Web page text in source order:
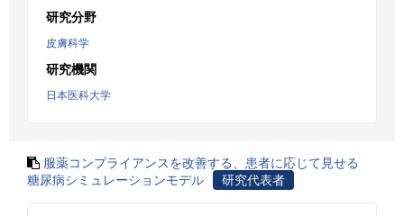
研究分野
皮膚科学
研究機関
日本医科大学
服薬コンプライアンスを改善する、患者に応じて見せる
糖尿病シミュレーションモデル
研究代表者